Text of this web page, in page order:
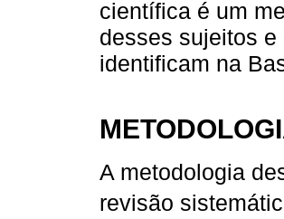
científica é um
desses sujeitos
identificam na
A metodologia
revisão